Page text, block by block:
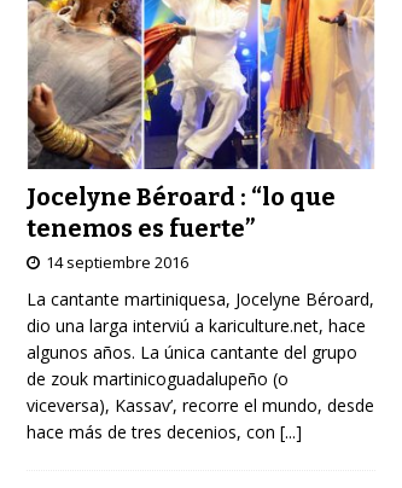
Jocelyne Béroard : “lo que
tenemos es fuerte”
14 septiembre 2016
La cantante martiniquesa, Jocelyne Béroard,
dio una larga interviú a kariculture.net, hace
algunos años. La única cantante del grupo
de zouk martinicoguadalupeño (o
viceversa), Kassav’, recorre el mundo, desde
hace más de tres decenios, con [...]